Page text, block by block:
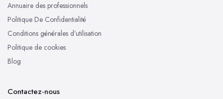
Annuaire des professionnels
Politique De Confidentialité
Conditions générales d’utilisation
Politique de cookies
Blog
Contactez-nous